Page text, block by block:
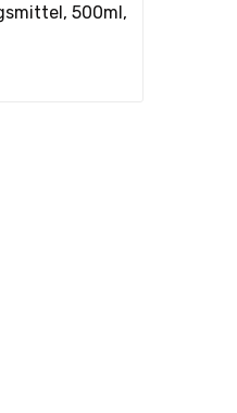
500ml,